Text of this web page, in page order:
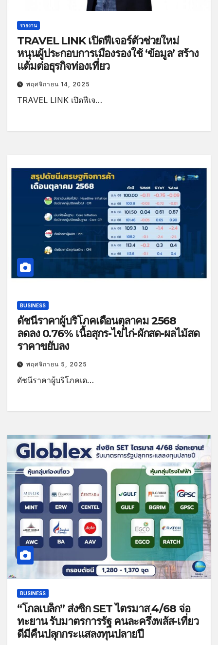
รายงาน
TRAVEL LINK เปิดฟีเจอร์ตัวช่วยใหม่
หนุนผู้ประกอบการเมืองรองใช้ ‘ข้อมูล’ สร้าง
แต้มต่อธุรกิจท่องเที่ยว
พฤศจิกายน 14, 2025
TRAVEL LINK เปิดฟีเจ…
BUSINESS
ดัชนีราคาผู้บริโภคเดือนตุลาคม 2568
ลดลง 0.76% เนื้อสุกร-ไข่ไก่-ผักสด-ผลไม้สด
ราคาขยับลง
พฤศจิกายน 5, 2025
ดัชนีราคาผู้บริโภคเด…
BUSINESS
“โกลเบล็ก” ส่งซิก SET ไตรมาส 4/68 จ่อ
ทะยาน รับมาตรการรัฐ คนละครึ่งพลัส-เที่ยว
ดีมีคืนปลุกกระแสลงทุนปลายปี